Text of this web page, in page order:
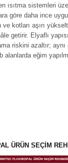
ısıtma sistemleri
göre daha ince
kotları aşırı
getirir. Elyaflı
riskini azaltır; aynı
alanlarda eğim
ÜRÜN SEÇİM